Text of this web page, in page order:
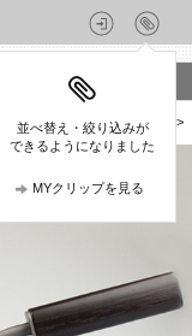
並べ替え・絞り込みが
できるようになりました
MYクリップを見る
ェア > 鍋・フライパン >